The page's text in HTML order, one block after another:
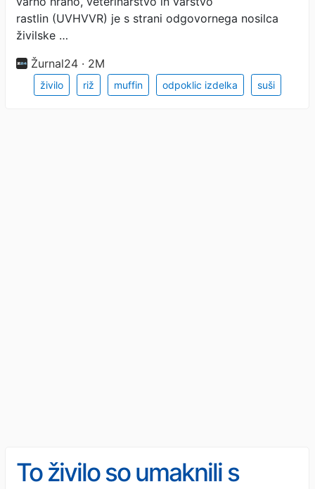
rastlin (UVHVVR) je s strani odgovornega nosilca
živilske …
Žurnal24 · 2M
živilo riž muffin odpoklic izdelka suši
To živilo so umaknili s